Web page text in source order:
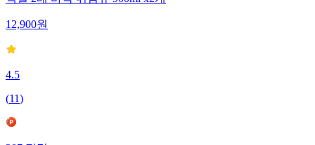
백설 2배 바삭 튀김유 900ml x2개
12,900원
4.5
(11)